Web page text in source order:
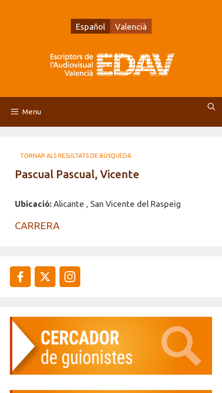
Español Valencià
Menu
TORNAR ALS RESULTATS DE BÚSQUEDA
Pascual Pascual, Vicente
Ubicació: Alicante , San Vicente del Raspeig
CARRERA